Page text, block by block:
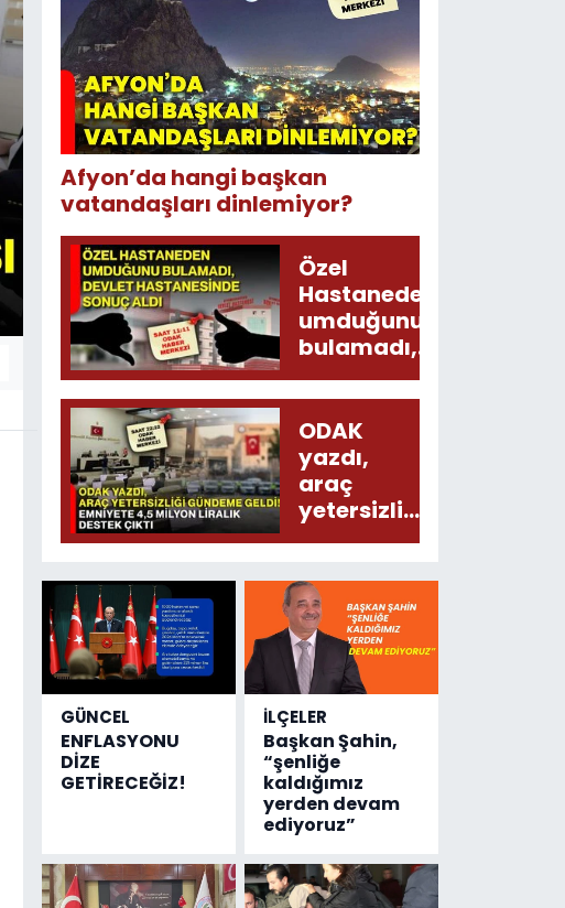
Afyon’da hangi başkan
vatandaşları dinlemiyor?
Özel
Hastaneden
umduğunu
bulamadı,
Devlet
Hastanesinde
sonuç aldı
ODAK
yazdı,
araç
yetersizliği
gündeme
Emniyete
4,5 milyon
liralık
destek
çıktı
GÜNCEL
ENFLASYONU
DİZE
GETİRECEĞİZ!
İLÇELER
Başkan Şahin,
“şenliğe
kaldığımız
yerden devam
ediyoruz”